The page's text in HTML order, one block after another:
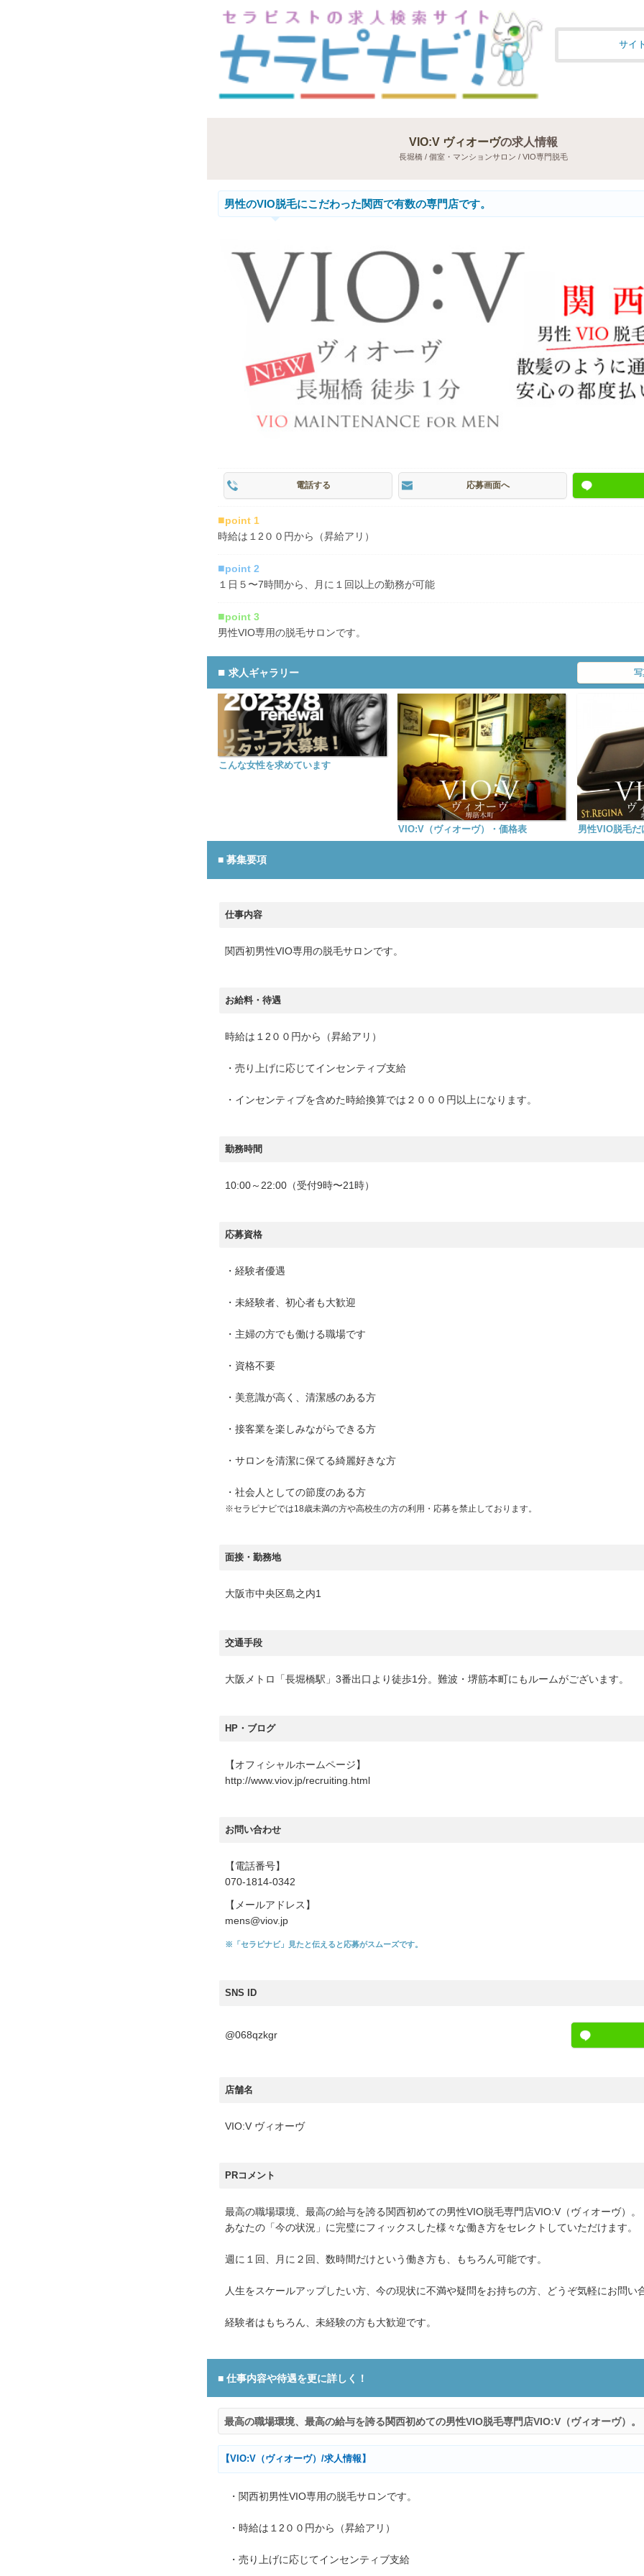
サイ
VIO:V ヴィオーヴの求人情報
長堀橋 / 個室・マンションサロン / VIO専門脱毛
男性のVIO脱毛にこだわった関西で有数の専門店です。
電話する 応募画面へ
■point 1
時給は１2００円から（昇給アリ）
■point 2
１日５〜7時間から、月に１回以上の勤務が可能
■point 3
男性VIO専用の脱毛サロンです。
求人ギャラリー 写
こんな女性を求めています
VIO:V（ヴィオーヴ）・価格表 男性VIO脱毛
募集要項
仕事内容
関西初男性VIO専用の脱毛サロンです。
お給料・待遇
時給は１2００円から（昇給アリ）
・売り上げに応じてインセンティブ支給
・インセンティブを含めた時給換算では２０００円以上になります。
勤務時間
10:00～22:00（受付9時〜21時）
応募資格
・経験者優遇
・未経験者、初心者も大歓迎
・主婦の方でも働ける職場です
・資格不要
・美意識が高く、清潔感のある方
・接客業を楽しみながらできる方
・サロンを清潔に保てる綺麗好きな方
・社会人としての節度のある方
※セラピナビでは18歳未満の方や高校生の方の利用・応募を禁止しております。
面接・勤務地
大阪市中央区島之内1
交通手段
大阪メトロ「長堀橋駅」3番出口より徒歩1分。難波・堺筋本町にもルームがございます。
HP・ブログ
【オフィシャルホームページ】
http://www.viov.jp/recruiting.html
お問い合わせ
【電話番号】
070-1814-0342
【メールアドレス】
mens@viov.jp
※「セラピナビ」見たと伝えると応募がスムーズです。
SNS ID
@068qzkgr
店舗名
VIO:V ヴィオーヴ
PRコメント
最高の職場環境、最高の給与を誇る関西初めての男性VIO脱毛専門店VIO:V（ヴィオーヴ）。
あなたの「今の状況」に完璧にフィックスした様々な働き方をセレクトしていただけます。
週に１回、月に２回、数時間だけという働き方も、もちろん可能です。
人生をスケールアップしたい方、今の現状に不満や疑問をお持ちの方、どうぞ気軽にお問い
経験者はもちろん、未経験の方も大歓迎です。
仕事内容や待遇を更に詳しく！
最高の職場環境、最高の給与を誇る関西初めての男性VIO脱毛専門店VIO:V（ヴィオーヴ）。
【VIO:V（ヴィオーヴ）/求人情報】
・関西初男性VIO専用の脱毛サロンです。
・時給は１2００円から（昇給アリ）
・売り上げに応じてインセンティブ支給